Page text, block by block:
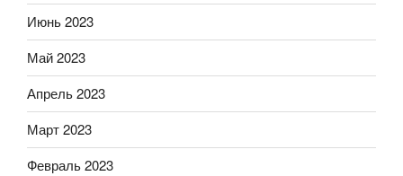
Июнь 2023
Май 2023
Апрель 2023
Март 2023
Февраль 2023